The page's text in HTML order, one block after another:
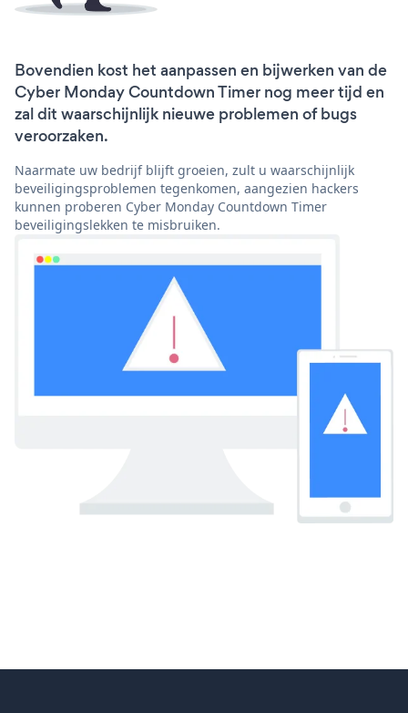
Bovendien kost het aanpassen en bijwerken van de
Cyber Monday Countdown Timer nog meer tijd en
zal dit waarschijnlijk nieuwe problemen of bugs
veroorzaken.
Naarmate uw bedrijf blijft groeien, zult u waarschijnlijk
beveiligingsproblemen tegenkomen, aangezien hackers
kunnen proberen Cyber Monday Countdown Timer
beveiligingslekken te misbruiken.